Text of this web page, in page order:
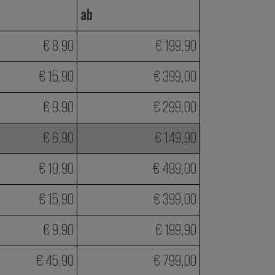
ab
€ 8,90
€ 199,90
€ 15,90
€ 399,00
€ 9,90
€ 299,00
€ 6,90
€ 149,90
€ 19,90
€ 499,00
€ 15,90
€ 399,00
€ 9,90
€ 199,90
€ 45,90
€ 799,00